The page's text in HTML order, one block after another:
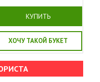
КУПИТЬ
ХОЧУ ТАКОЙ БУКЕТ